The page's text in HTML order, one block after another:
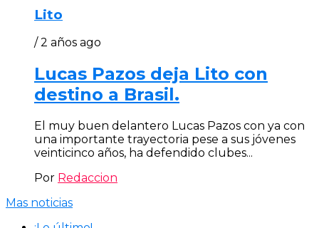
Lito
/ 2 años ago
Lucas Pazos deja Lito con
destino a Brasil.
El muy buen delantero Lucas Pazos con ya con
una importante trayectoria pese a sus jóvenes
veinticinco años, ha defendido clubes...
Por Redaccion
Mas noticias